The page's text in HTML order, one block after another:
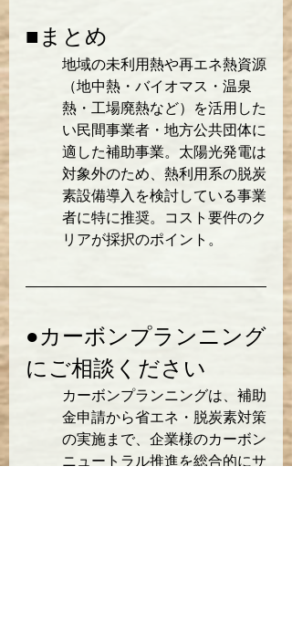
■まとめ
地域の未利用熱や再エネ熱資源
（地中熱・バイオマス・温泉
熱・工場廃熱など）を活用した
い民間事業者・地方公共団体に
適した補助事業。太陽光発電は
対象外のため、熱利用系の脱炭
素設備導入を検討している事業
者に特に推奨。コスト要件のク
リアが採択のポイント。
●カーボンプランニング
にご相談ください
カーボンプランニングは、補助
金申請から省エネ・脱炭素対策
の実施まで、企業様のカーボン
ニュートラル推進を総合的にサ